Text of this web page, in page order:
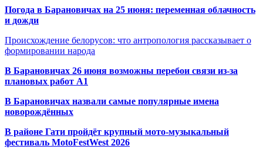
Погода в Барановичах на 25 июня: переменная облачность
и дожди
Происхождение белорусов: что антропология рассказывает о
формировании народа
В Барановичах 26 июня возможны перебои связи из-за
плановых работ A1
В Барановичах назвали самые популярные имена
новорождённых
В районе Гати пройдёт крупный мото-музыкальный
фестиваль MotoFestWest 2026